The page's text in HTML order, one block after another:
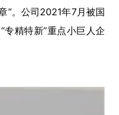
”。公司2021年7月被国
精特新”重点小巨人企